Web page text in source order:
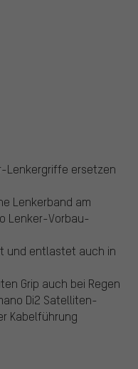
Lenkergriffe ersetzen
Lenkerband am
Lenker-Vorbau-
und entlastet auch in
Grip auch bei Regen
Di2 Satelliten-
Kabelführung